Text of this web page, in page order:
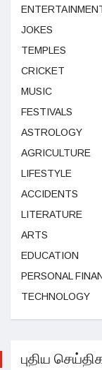
JOKES
TEMPLES
CRICKET
MUSIC
FESTIVALS
ASTROLOGY
AGRICULTURE
LIFESTYLE
ACCIDENTS
LITERATURE
ARTS
EDUCATION
PERSONAL
TECHNOLOGY
புதிய